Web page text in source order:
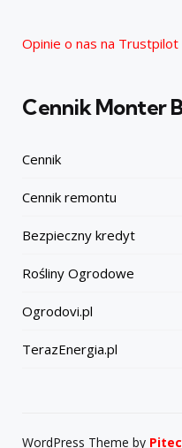
Opinie o nas na Trustpilot
Cennik Monter
Cennik
Cennik remontu
Bezpieczny kredyt
Rośliny Ogrodowe
Ogrodovi.pl
TerazEnergia.pl
WordPress Theme by